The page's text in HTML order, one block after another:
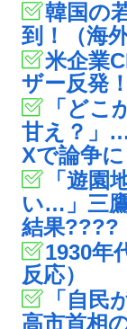
韓国の
到！（海
米企業
ザー反発
「ど
甘え？」
Xで論争に
「遊園
い…」三
結果????
1930年
反応）
「自民
高市首相